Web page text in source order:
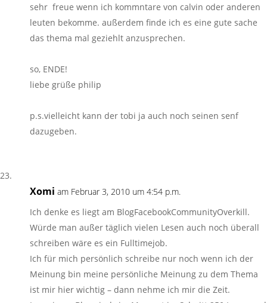
sehr freue wenn ich kommntare von calvin oder anderen
leuten bekomme. außerdem finde ich es eine gute sache
das thema mal geziehlt anzusprechen.
so, ENDE!
liebe grüße philip
p.s.vielleicht kann der tobi ja auch noch seinen senf
dazugeben.
Xomi am Februar 3, 2010 um 4:54 p.m.
Ich denke es liegt am BlogFacebookCommunityOverkill.
Würde man außer täglich vielen Lesen auch noch überall
schreiben wäre es ein Fulltimejob.
Ich für mich persönlich schreibe nur noch wenn ich der
Meinung bin meine persönliche Meinung zu dem Thema
ist mir hier wichtig – dann nehme ich mir die Zeit.